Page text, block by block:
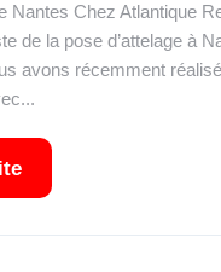
Nantes Chez Atlantique
de la pose d’attelage à
avons récemment